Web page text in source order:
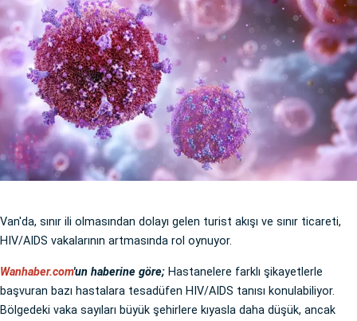
Van'da, sınır ili olmasından dolayı gelen turist akışı ve sınır ticareti,
HIV/AIDS vakalarının artmasında rol oynuyor.
Wanhaber.com'un haberine göre; Hastanelere farklı şikayetlerle
başvuran bazı hastalara tesadüfen HIV/AIDS tanısı konulabiliyor.
Bölgedeki vaka sayıları büyük şehirlere kıyasla daha düşük, ancak